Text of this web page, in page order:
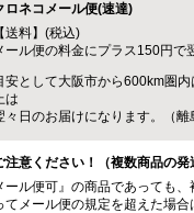
ロネコメール便(速達)
【送料】(税込)
ール便の料金にプラス150円で
安として大阪市から600km圏
は
々日のお届けになります。（
注意ください！（複数商品の発
ール便可』の商品であっても
てメール便の規定を超えた場